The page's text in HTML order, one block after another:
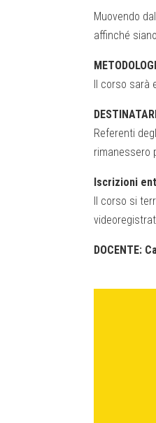
Muovendo
affinché
Il corso sarà
Referenti
rimanessero
Iscrizioni
Il corso si
DOCENTE: